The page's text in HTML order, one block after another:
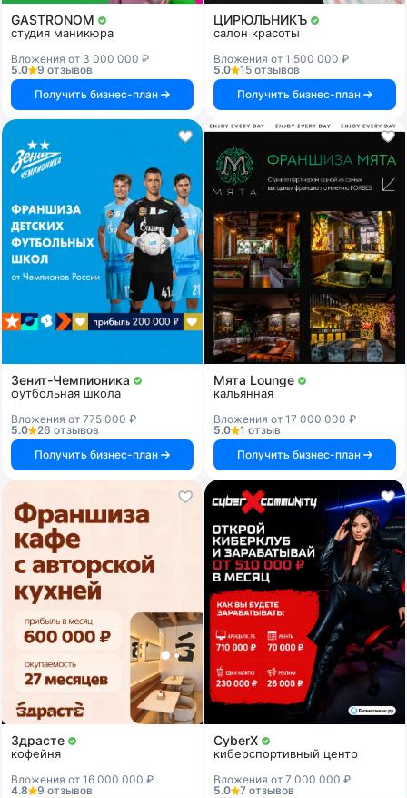
GASTRONOM
студия маникюра
Вложения от 3 000 000 ₽
5.0
9 отзывов
Получить бизнес-план
ЦИРЮЛЬНИКЪ
салон красоты
Вложения от 1 500 000 ₽
5.0
15 отзывов
Получить бизнес-план
Зенит-Чемпионика
футбольная школа
Вложения от 775 000 ₽
5.0
26 отзывов
Получить бизнес-план
Мята Lounge
кальянная
Вложения от 17 000 000 ₽
5.0
1 отзыв
Получить бизнес-план
Здрасте
кофейня
Вложения от 16 000 000 ₽
4.8
9 отзывов
CyberX
киберспортивный центр
Вложения от 7 000 000 ₽
5.0
7 отзывов